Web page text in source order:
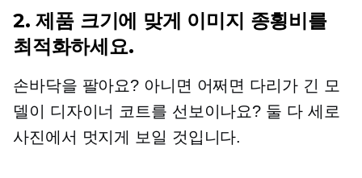
2. 제품 크기에 맞게 이미지 종횡비를
최적화하세요.
손바닥을 팔아요? 아니면 어쩌면 다리가 긴 모
델이 디자이너 코트를 선보이나요? 둘 다 세로
사진에서 멋지게 보일 것입니다.